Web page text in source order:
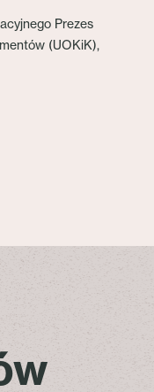
Prezes
(UOKiK),